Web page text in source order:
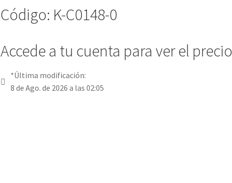
Código: K-C0148-0
Accede a tu cuenta para ver el precio
*Última modificación:
8 de Ago. de 2026 a las 02:05